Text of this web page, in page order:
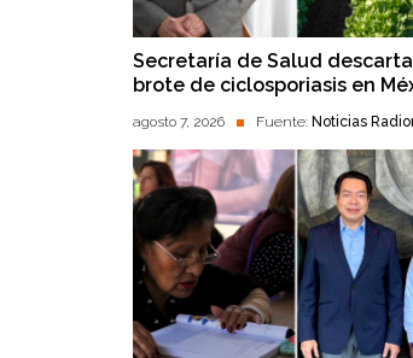
Secretaría de Salud descarta
brote de ciclosporiasis en
agosto 7, 2026 Fuente: Noticias